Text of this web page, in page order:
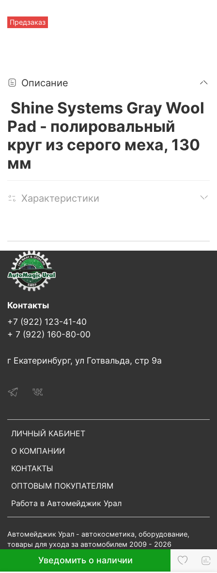
Предзаказ
Уведомить о наличии
Описание
Shine Systems Gray Wool
Pad - полировальный
круг из серого меха, 130
мм
Характеристики
ЛИЧНЫЙ КАБИНЕТ
О КОМПАНИИ
КОНТАКТЫ
ОПТОВЫМ ПОКУПАТЕЛЯМ
Работа в Автомейджик Урал
Контакты
+7 (922) 123-41-40
+ 7 (922) 160-80-00
г Екатеринбург, ул Готвальда, стр 9а
Автомейджик Урал - автокосметика, оборудование,
товары для ухода за автомобилем 2009 - 2026